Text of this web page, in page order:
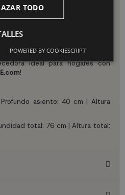
mecedoras
o zona de estudio en casa,
más ayuda a acentuar esa
de oficina, que además serán
sacrificar la estética.
ideal para hogares con
!
asiento: 40 cm | Altura
total: 76 cm | Altura total:
TODO
POWERED BY COOKIESCRIPT